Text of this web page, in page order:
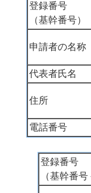
登録番号
（基幹番号）
申請者の名称
代表者氏名
住所
電話番号
登録番号
（基幹番